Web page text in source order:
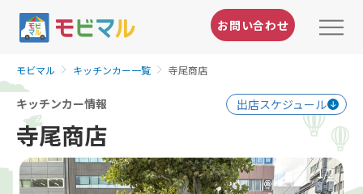
お問い合わせ
モビマル キッチンカー一覧 寺尾商店
キッチンカー情報 出店スケジュール
寺尾商店
1/2